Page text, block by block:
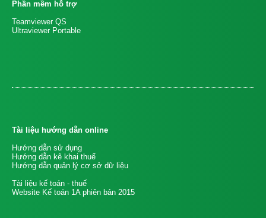
Phần mềm hỗ trợ
Teamviewer QS
Ultraviewer Portable
Tài liệu hướng dẫn online
Hướng dẫn sử dụng
Hướng dẫn kê khai thuế
Hướng dẫn quản lý cơ sở dữ liệu
Tài liệu kế toán - thuế
Website Kế toán 1A phiên bản 2015